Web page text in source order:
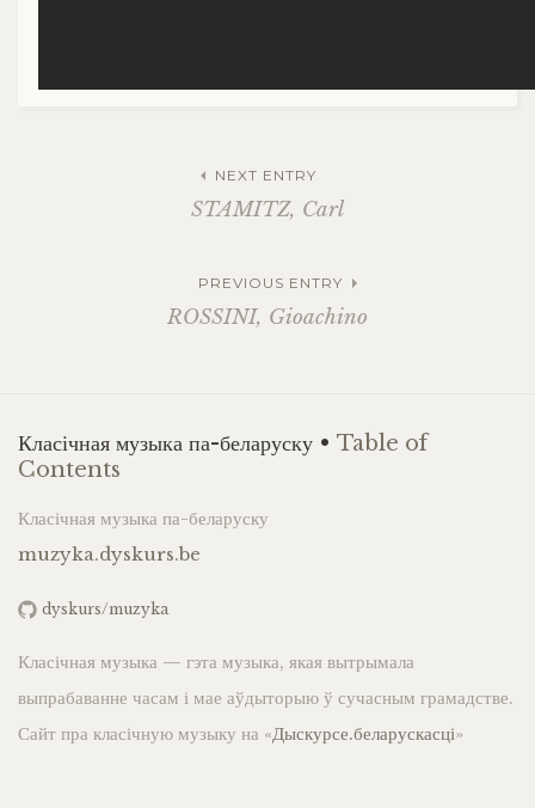
NEXT ENTRY
STAMITZ, Carl
PREVIOUS ENTRY
ROSSINI, Gioachino
Класічная музыка па-беларуску • Table of
Contents
Класічная музыка па-беларуску
muzyka.dyskurs.be
dyskurs/muzyka
Класічная музыка — гэта музыка, якая вытрымала
выпрабаванне часам і мае аўдыторыю ў сучасным грамадстве.
Сайт пра класічную музыку на «Дыскурсе.беларускасці»